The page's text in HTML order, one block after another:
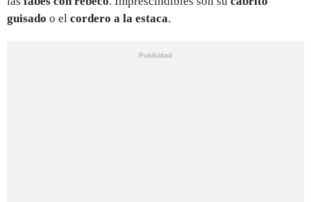
guisado o el cordero a la estaca.